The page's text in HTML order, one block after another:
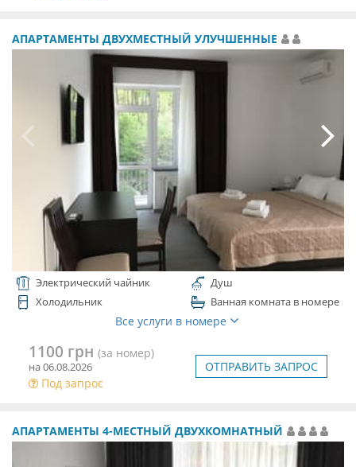
АПАРТАМЕНТЫ ДВУХМЕСТНЫЙ УЛУЧШЕННЫЕ
Электрический чайник
Душ
Холодильник
Ванная комната в номере
Все услуги в номере
1100 грн (за номер)
на 06.08.2026
Под запрос
ОТПРАВИТЬ ЗАПРОС
АПАРТАМЕНТЫ 4-МЕСТНЫЙ ДВУХКОМНАТНЫЙ